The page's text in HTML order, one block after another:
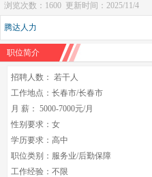
浏览次数：1600 更新时间：2025/11/4
腾达人力
职位简介
招聘人数： 若干人
工作地点：长春市/长春市
月 薪： 5000-7000元/月
性别要求：女
学历要求：高中
职位类别：服务业/后勤保障
工作经验：不限